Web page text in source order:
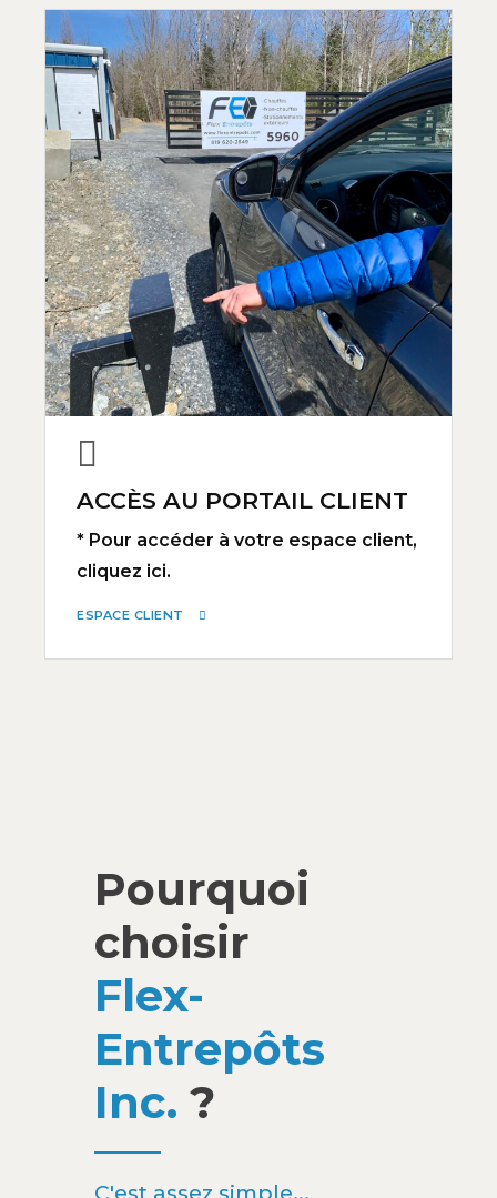
ACCÈS AU PORTAIL CLIENT
* Pour accéder à votre espace client,
cliquez ici.
ESPACE CLIENT
Pourquoi
choisir
Flex-
Entrepôts
Inc. ?
C'est assez simple...